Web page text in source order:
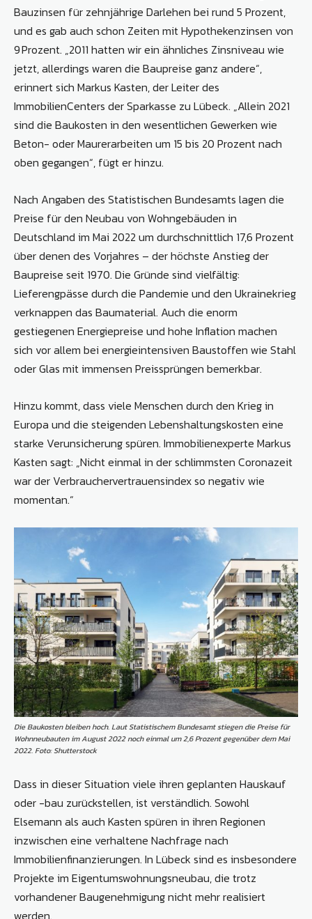
Bauzinsen für zehnjährige Darlehen bei rund 5 Prozent,
und es gab auch schon Zeiten mit Hypothekenzinsen von
9 Prozent. „2011 hatten wir ein ähnliches Zinsniveau wie
jetzt, allerdings waren die Baupreise ganz andere“,
erinnert sich Markus Kasten, der Leiter des
ImmobilienCenters der Sparkasse zu Lübeck. „Allein 2021
sind die Baukosten in den wesentlichen Gewerken wie
Beton- oder Maurerarbeiten um 15 bis 20 Prozent nach
oben gegangen“, fügt er hinzu.
Nach Angaben des Statistischen Bundesamts lagen die
Preise für den Neubau von Wohngebäuden in
Deutschland im Mai 2022 um durchschnittlich 17,6 Prozent
über denen des Vorjahres – der höchste Anstieg der
Baupreise seit 1970. Die Gründe sind vielfältig:
Lieferengpässe durch die Pandemie und den Ukrainekrieg
verknappen das Baumaterial. Auch die enorm
gestiegenen Energiepreise und hohe Inflation machen
sich vor allem bei energieintensiven Baustoffen wie Stahl
oder Glas mit immensen Preissprüngen bemerkbar.
Hinzu kommt, dass viele Menschen durch den Krieg in
Europa und die steigenden Lebenshaltungskosten eine
starke Verunsicherung spüren. Immobilienexperte Markus
Kasten sagt: „Nicht einmal in der schlimmsten Coronazeit
war der Verbrauchervertrauensindex so negativ wie
momentan.“
Die Baukosten bleiben hoch. Laut Statistischem Bundesamt stiegen die Preise für
Wohnneubauten im August 2022 noch einmal um 2,6 Prozent gegenüber dem Mai
2022. Foto: Shutterstock
Dass in dieser Situation viele ihren geplanten Hauskauf
oder -bau zurückstellen, ist verständlich. Sowohl
Elsemann als auch Kasten spüren in ihren Regionen
inzwischen eine verhaltene Nachfrage nach
Immobilienfinanzierungen. In Lübeck sind es insbesondere
Projekte im Eigentumswohnungsneubau, die trotz
vorhandener Baugenehmigung nicht mehr realisiert
werden.